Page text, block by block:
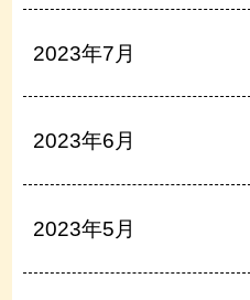
2023年7月
2023年6月
2023年5月